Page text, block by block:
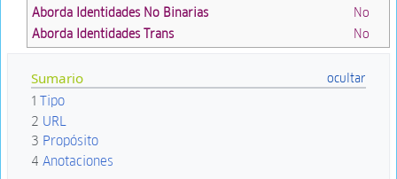
Aborda Identidades No Binarias
No
Aborda Identidades Trans
No
Sumario
1 Tipo
2 URL
3 Propósito
4 Anotaciones